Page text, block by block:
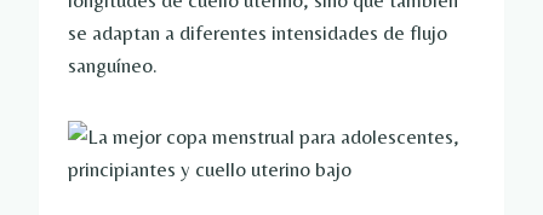
se adaptan a diferentes intensidades de flujo
sanguíneo.